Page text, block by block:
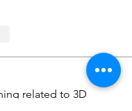
related to 3D